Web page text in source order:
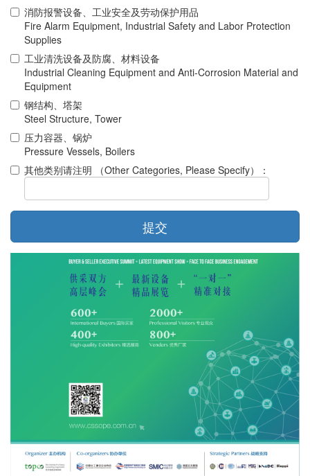
消防报警设备、工业安全及劳动保护用品
Fire Alarm Equipment, Industrial Safety and Labor Protection
Supplies
工业清洗设备及防腐、材料设备
Industrial Cleaning Equipment and Anti-Corrosion Material and
Equipment
钢结构、塔架
Steel Structure, Tower
压力容器、锅炉
Pressure Vessels, Boilers
其他类别请注明 （Other Categories, Please Specify）：